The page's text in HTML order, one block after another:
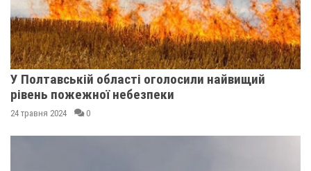
У Полтавській області оголосили найвищий
рівень пожежної небезпеки
24 травня 2024 0